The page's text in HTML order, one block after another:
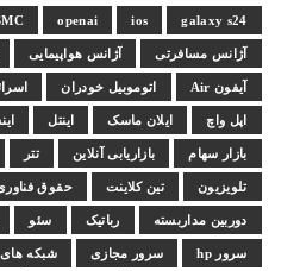
galaxy s24
ios
openai
آژانس مسافرتی آژانس هواپیمایی
آیفون Air اتوموبیل خودران
اپل واچ ایلان ماسک اینتل
بازار سهام بازاریابی آنلاین تتر
تلویزیون تین کلاینت حقوق
دوربین مداربسته رباتیک سئو
سرور hp سرور مجازی شبکه